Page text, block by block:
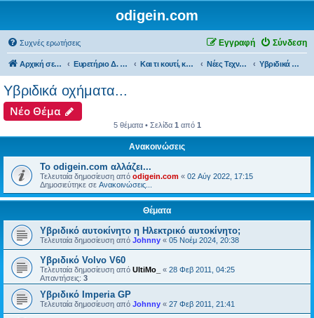
odigein.com
Συχνές ερωτήσεις Σύνδεση
Εγγραφή
Αρχική σελίδα Ευρετήριο Δ. Συζήτησης Και τι κουτί, κουτί... τώρα και η οδήγηση καινούργια σε κουτί... Νέες Τεχνολογίες και εφαρμογές... Υβριδικά οχήματα...
Υβριδικά οχήματα...
Νέο Θέμα
5 θέματα • Σελίδα 1 από 1
Ανακοινώσεις
Το odigein.com αλλάζει...
Τελευταία δημοσίευση από odigein.com « 02 Αύγ 2022, 17:15
Δημοσιεύτηκε σε Ανακοινώσεις...
Θέματα
Υβριδικό αυτοκίνητο η Ηλεκτρικό αυτοκίνητο;
Τελευταία δημοσίευση από Johnny « 05 Νοέμ 2024, 20:38
Υβριδικό Volvo V60
Τελευταία δημοσίευση από UltiMo_ « 28 Φεβ 2011, 04:25
Απαντήσεις: 3
Υβριδικό Imperia GP
Τελευταία δημοσίευση από Johnny « 27 Φεβ 2011, 21:41